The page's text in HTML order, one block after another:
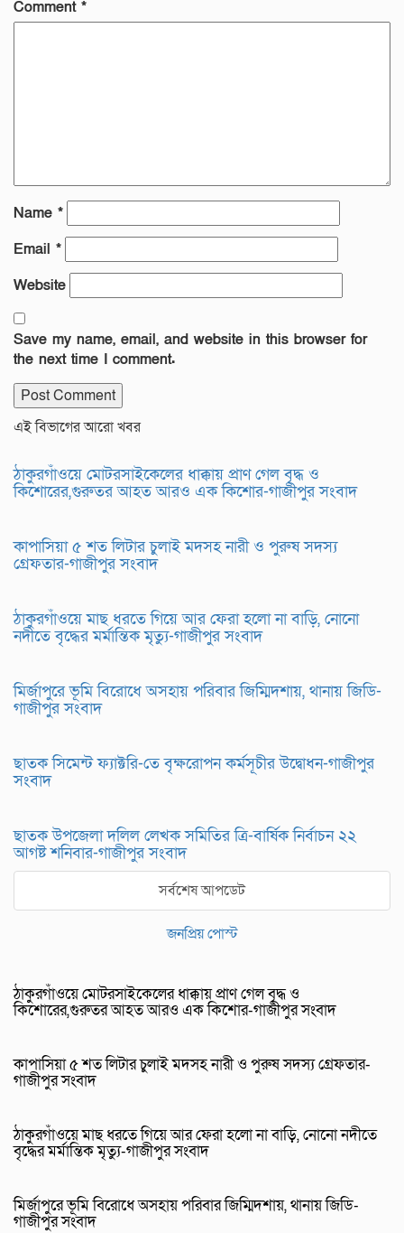
Comment *
Name *
Email *
Website
Save my name, email, and website in this browser for
the next time I comment.
এই বিভাগের আরো খবর
ঠাকুরগাঁওয়ে মোটরসাইকেলের ধাক্কায় প্রাণ গেল বৃদ্ধ ও
কিশোরের,গুরুতর আহত আরও এক কিশোর-গাজীপুর সংবাদ
কাপাসিয়া ৫ শত লিটার চুলাই মদসহ নারী ও পুরুষ সদস্য
গ্রেফতার-গাজীপুর সংবাদ
ঠাকুরগাঁওয়ে মাছ ধরতে গিয়ে আর ফেরা হলো না বাড়ি, নোনো
নদীতে বৃদ্ধের মর্মান্তিক মৃত্যু-গাজীপুর সংবাদ
মির্জাপুরে ভূমি বিরোধে অসহায় পরিবার জিম্মিদশায়, থানায় জিডি-
গাজীপুর সংবাদ
ছাতক সিমেন্ট ফ্যাক্টরি-তে বৃক্ষরোপন কর্মসূচীর উদ্বোধন-গাজীপুর
সংবাদ
ছাতক উপজেলা দলিল লেখক সমিতির ত্রি-বার্ষিক নির্বাচন ২২
আগষ্ট শনিবার-গাজীপুর সংবাদ
সর্বশেষ আপডেট
জনপ্রিয় পোস্ট
ঠাকুরগাঁওয়ে মোটরসাইকেলের ধাক্কায় প্রাণ গেল বৃদ্ধ ও
কিশোরের,গুরুতর আহত আরও এক কিশোর-গাজীপুর সংবাদ
কাপাসিয়া ৫ শত লিটার চুলাই মদসহ নারী ও পুরুষ সদস্য গ্রেফতার-
গাজীপুর সংবাদ
ঠাকুরগাঁওয়ে মাছ ধরতে গিয়ে আর ফেরা হলো না বাড়ি, নোনো নদীতে
বৃদ্ধের মর্মান্তিক মৃত্যু-গাজীপুর সংবাদ
মির্জাপুরে ভূমি বিরোধে অসহায় পরিবার জিম্মিদশায়, থানায় জিডি-
গাজীপুর সংবাদ